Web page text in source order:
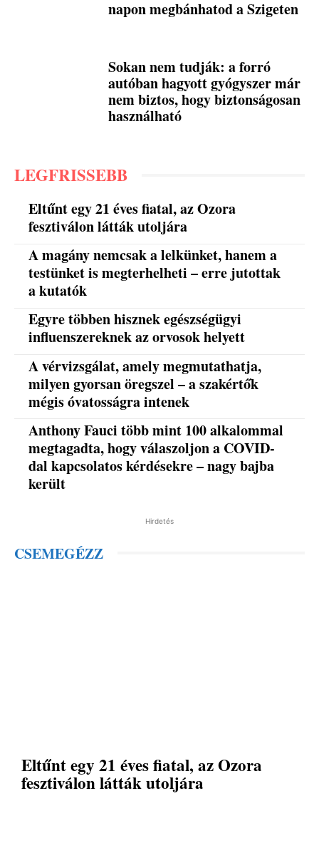
napon megbánhatod a Szigeten
Sokan nem tudják: a forró
autóban hagyott gyógyszer már
nem biztos, hogy biztonságosan
használható
LEGFRISSEBB
Eltűnt egy 21 éves fiatal, az Ozora
fesztiválon látták utoljára
A magány nemcsak a lelkünket, hanem a
testünket is megterhelheti – erre jutottak
a kutatók
Egyre többen hisznek egészségügyi
influenszereknek az orvosok helyett
A vérvizsgálat, amely megmutathatja,
milyen gyorsan öregszel – a szakértők
mégis óvatosságra intenek
Anthony Fauci több mint 100 alkalommal
megtagadta, hogy válaszoljon a COVID-
dal kapcsolatos kérdésekre – nagy bajba
került
Hirdetés
CSEMEGÉZZ
Eltűnt egy 21 éves fiatal, az Ozora
fesztiválon látták utoljára